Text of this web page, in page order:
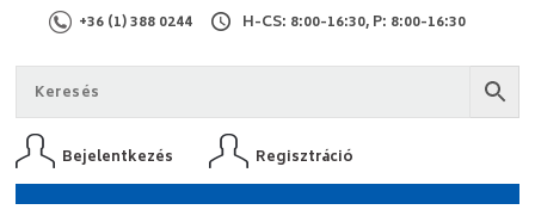
+36 (1) 388 0244 H-CS: 8:00-16:30, P: 8:00-16:30
Bejelentkezés Regisztráció